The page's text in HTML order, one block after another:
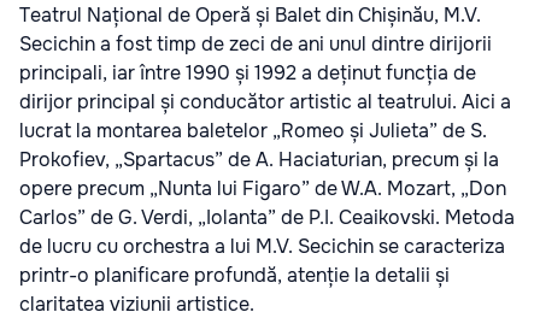
Teatrul Național de Operă și Balet din Chișinău, M.V.
Secichin a fost timp de zeci de ani unul dintre dirijorii
principali, iar între 1990 și 1992 a deținut funcția de
dirijor principal și conducător artistic al teatrului. Aici a
lucrat la montarea baletelor „Romeo și Julieta” de S.
Prokofiev, „Spartacus” de A. Haciaturian, precum și la
opere precum „Nunta lui Figaro” de W.A. Mozart, „Don
Carlos” de G. Verdi, „Iolanta” de P.I. Ceaikovski. Metoda
de lucru cu orchestra a lui M.V. Secichin se caracteriza
printr-o planificare profundă, atenție la detalii și
claritatea viziunii artistice.